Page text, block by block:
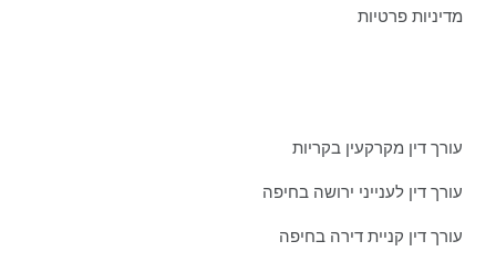
מדיניות פרטיות
עורך דין מקרקעין בקריות
עורך דין לענייני ירושה בחיפה
עורך דין קניית דירה בחיפה